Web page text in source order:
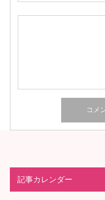
記事カレンダー